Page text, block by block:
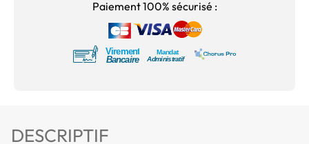
Paiement 100% sécurisé :
DESCRIPTIF